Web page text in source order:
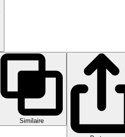
Similaire